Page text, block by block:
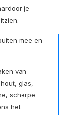
je
van
glas,
scherpe
het
mee en